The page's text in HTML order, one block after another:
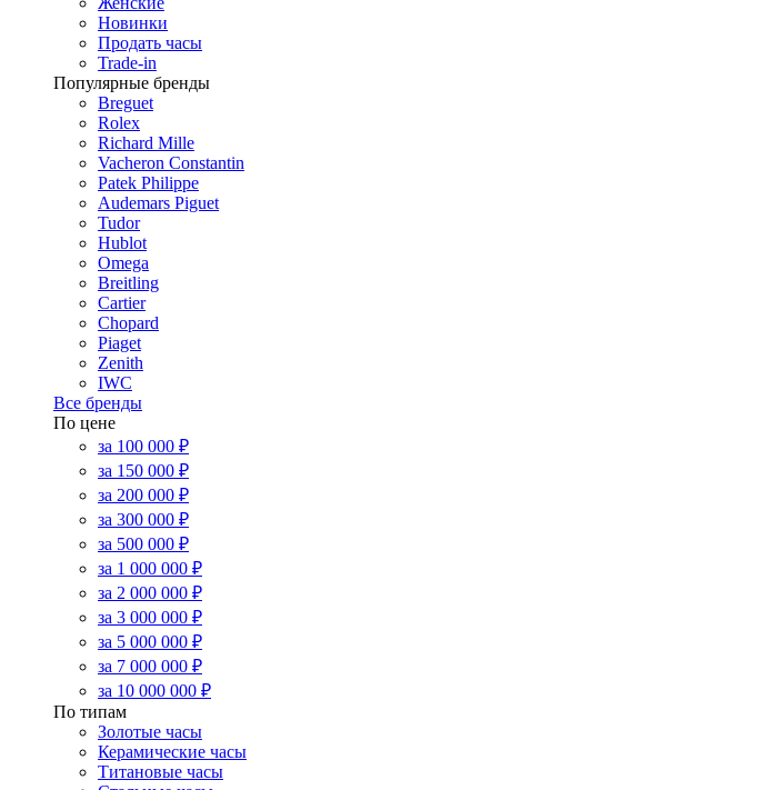
Новинки
Продать часы
Trade-in
Популярные бренды
Breguet
Rolex
Richard Mille
Vacheron Constantin
Patek Philippe
Audemars Piguet
Tudor
Hublot
Omega
Breitling
Cartier
Chopard
Piaget
Zenith
IWC
Все бренды
По цене
за 100 000 ₽
за 150 000 ₽
за 200 000 ₽
за 300 000 ₽
за 500 000 ₽
за 1 000 000 ₽
за 2 000 000 ₽
за 3 000 000 ₽
за 5 000 000 ₽
за 7 000 000 ₽
за 10 000 000 ₽
По типам
Золотые часы
Керамические часы
Титановые часы